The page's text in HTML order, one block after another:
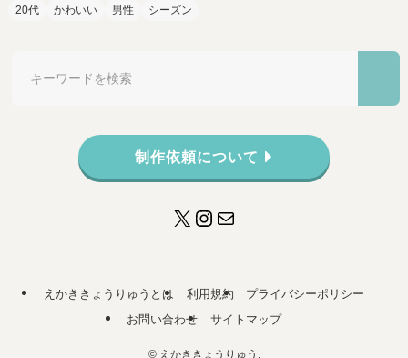
20代
かわいい 男性 シーズン
制作依頼について
X Instagram
メール
えかききょうりゅうとは 利用規約
プライバシーポリシー
お問い合わせ
サイトマップ
©えかききょうりゅう.